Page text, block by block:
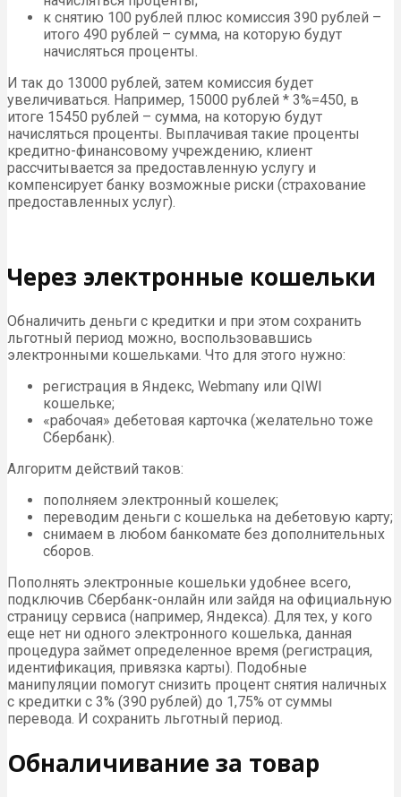
к снятию 100 рублей плюс комиссия 390 рублей –
итого 490 рублей – сумма, на которую будут
начисляться проценты.
И так до 13000 рублей, затем комиссия будет
увеличиваться. Например, 15000 рублей * 3%=450, в
итоге 15450 рублей – сумма, на которую будут
начисляться проценты. Выплачивая такие проценты
кредитно-финансовому учреждению, клиент
рассчитывается за предоставленную услугу и
компенсирует банку возможные риски (страхование
предоставленных услуг).
Через электронные кошельки
Обналичить деньги с кредитки и при этом сохранить
льготный период можно, воспользовавшись
электронными кошельками. Что для этого нужно:
регистрация в Яндекс, Webmany или QIWI
кошельке;
«рабочая» дебетовая карточка (желательно тоже
Сбербанк).
Алгоритм действий таков:
пополняем электронный кошелек;
переводим деньги с кошелька на дебетовую карту;
снимаем в любом банкомате без дополнительных
сборов.
Пополнять электронные кошельки удобнее всего,
подключив Сбербанк-онлайн или зайдя на официальную
страницу сервиса (например, Яндекса). Для тех, у кого
еще нет ни одного электронного кошелька, данная
процедура займет определенное время (регистрация,
идентификация, привязка карты). Подобные
манипуляции помогут снизить процент снятия наличных
с кредитки с 3% (390 рублей) до 1,75% от суммы
перевода. И сохранить льготный период.
Обналичивание за товар